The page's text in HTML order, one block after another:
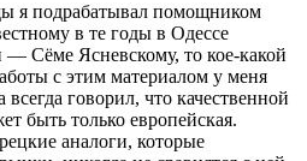
я подрабатывал помощником
в те годы в Одессе
— Сёме Ясневскому, то кое-какой
с этим материалом у меня
говорил, что качественной
быть только европейская.
аналоги, которые